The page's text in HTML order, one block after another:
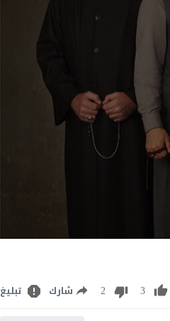
3
2 شارك تبليغ